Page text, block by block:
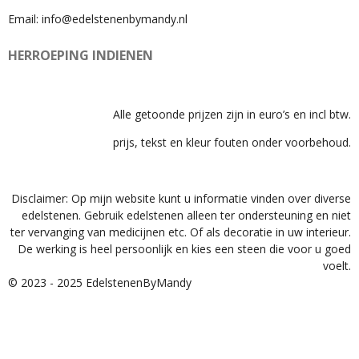
Email: info@edelstenenbymandy.nl
HERROEPING INDIENEN
Alle getoonde prijzen zijn in euro’s en incl btw.
prijs, tekst en kleur fouten onder voorbehoud.
Disclaimer: Op mijn website kunt u informatie vinden over diverse
edelstenen. Gebruik edelstenen alleen ter ondersteuning en niet
ter vervanging van medicijnen etc. Of als decoratie in uw interieur.
De werking is heel persoonlijk en kies een steen die voor u goed
voelt.
© 2023 - 2025 EdelstenenByMandy